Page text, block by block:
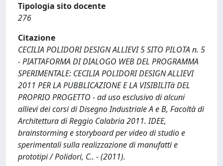
Tipologia sito docente
276
Citazione
CECILIA POLIDORI DESIGN ALLIEVI 5 SITO PILOTA n. 5
- PIATTAFORMA DI DIALOGO WEB DEL PROGRAMMA
SPERIMENTALE: CECILIA POLIDORI DESIGN ALLIEVI
2011 PER LA PUBBLICAZIONE E LA VISIBILITà DEL
PROPRIO PROGETTO - ad uso esclusivo di alcuni
allievi dei corsi di Disegno Industriale A e B, Facoltà di
Architettura di Reggio Calabria 2011. IDEE,
brainstorming e storyboard per video di studio e
sperimentali sulla realizzazione di manufatti e
prototipi / Polidori, C.. - (2011).